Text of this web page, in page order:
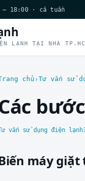
– 18:00 · cả tuần
LẠNH TẠI NHÀ
chủ Tư vấn sử
vấn sử dụng điện lạnh
máy giặt